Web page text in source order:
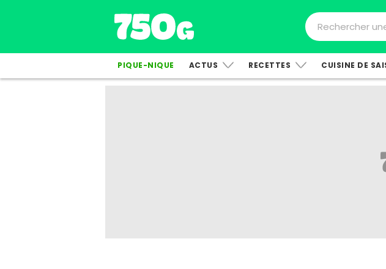
PIQUE-NIQUE ACTUS RECETTES CUISINE DE